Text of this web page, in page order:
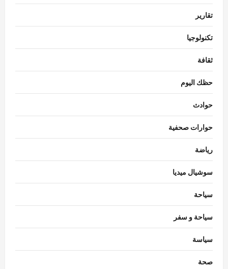
تقارير
تكنولوجيا
ثقافة
حظك اليوم
حوادث
حوارات صحفية
رياضة
سوشيال ميديا
سياحة
سياحة و سفر
سياسة
صحة